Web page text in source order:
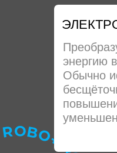
энергию
Обычно